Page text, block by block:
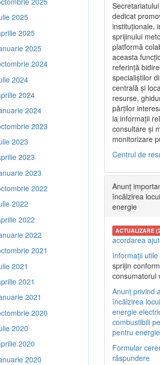
2025
2025
2025
2024
2024
2024
2024
2023
2023
2023
2023
2022
2022
2022
2022
2021
2021
2021
2021
2020
2020
2020
2020
dedicat
instituționale,
sprijinului
platformă
aceasta
referință
specialiștilor
centrală și
resurse,
părților
la informații
consultare și
monitorizare
Centrul de
Anunț
încălzirea
energie
ACTUALIZARE
acordarea
Informații utile
sprijin
consumatorul
Anunț privind
încălzirea
energie
combustibili
pentru energie
Formular
răspundere